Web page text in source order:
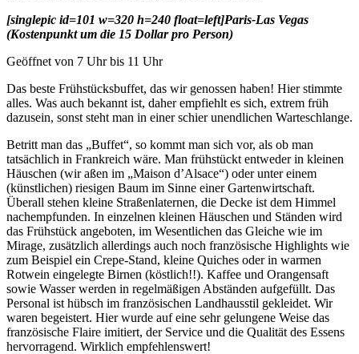
[singlepic id=101 w=320 h=240 float=left]Paris-Las Vegas
(Kostenpunkt um die 15 Dollar pro Person)
Geöffnet von 7 Uhr bis 11 Uhr
Das beste Frühstücksbuffet, das wir genossen haben! Hier stimmte
alles. Was auch bekannt ist, daher empfiehlt es sich, extrem früh
dazusein, sonst steht man in einer schier unendlichen Warteschlange.
Betritt man das „Buffet“, so kommt man sich vor, als ob man
tatsächlich in Frankreich wäre. Man frühstückt entweder in kleinen
Häuschen (wir aßen im „Maison d’Alsace“) oder unter einem
(künstlichen) riesigen Baum im Sinne einer Gartenwirtschaft.
Überall stehen kleine Straßenlaternen, die Decke ist dem Himmel
nachempfunden. In einzelnen kleinen Häuschen und Ständen wird
das Frühstück angeboten, im Wesentlichen das Gleiche wie im
Mirage, zusätzlich allerdings auch noch französische Highlights wie
zum Beispiel ein Crepe-Stand, kleine Quiches oder in warmen
Rotwein eingelegte Birnen (köstlich!!). Kaffee und Orangensaft
sowie Wasser werden in regelmäßigen Abständen aufgefüllt. Das
Personal ist hübsch im französischen Landhausstil gekleidet. Wir
waren begeistert. Hier wurde auf eine sehr gelungene Weise das
französische Flaire imitiert, der Service und die Qualität des Essens
hervorragend. Wirklich empfehlenswert!